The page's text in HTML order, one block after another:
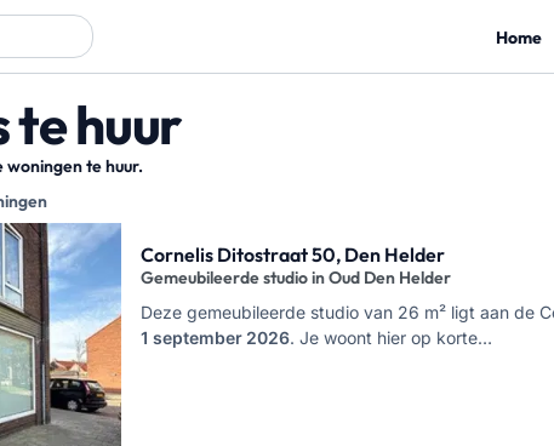
Home
te huur
woningen te huur.
Cornelis Ditostraat 50, Den Helder
Gemeubileerde studio in Oud Den Helder
Deze gemeubileerde studio van 26 m² ligt aan de
1 september 2026. Je woont hier op korte…